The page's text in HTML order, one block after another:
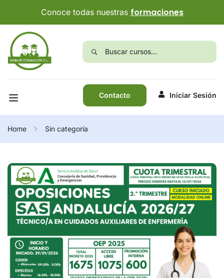
Conoce todas nuestras formaciones
Contacto Iniciar Sesión
Home Sin categoría